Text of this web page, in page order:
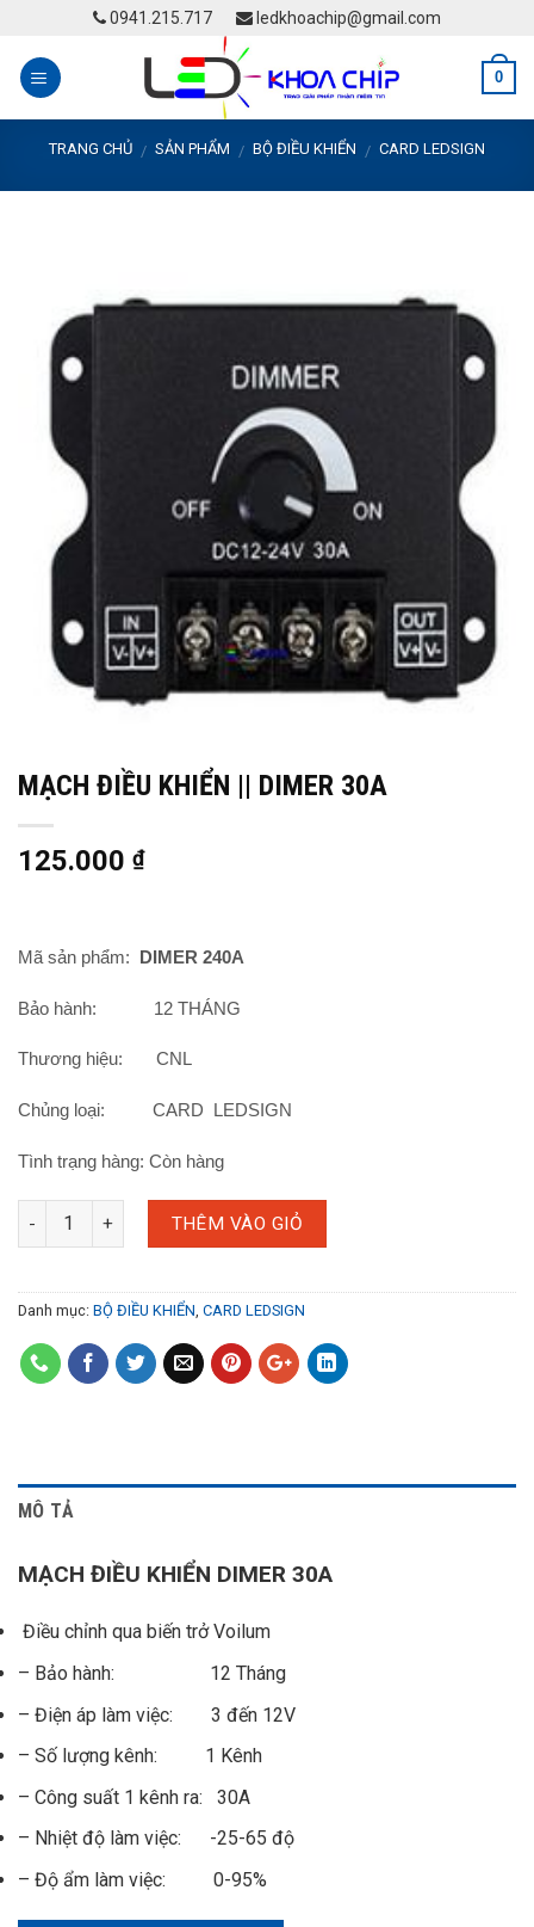
content
0941.215.717 ledkhoachip@gmail.com
0
TRANG CHỦ / SẢN PHẨM / BỘ ĐIỀU KHIỂN / CARD LEDSIGN
MẠCH ĐIỀU KHIỂN || DIMER 30A
125.000 ₫
Mã sản phẩm: DIMER 240A
Bảo hành: 12 THÁNG
Thương hiệu: CNL
Chủng loại: CARD LEDSIGN
Tình trạng hàng: Còn hàng
THÊM VÀO GIỎ
Danh mục: BỘ ĐIỀU KHIỂN CARD LEDSIGN
MÔ TẢ
MẠCH ĐIỀU KHIỂN DIMER 30A
Điều chỉnh qua biến trở Voilum
– Bảo hành: 12 Tháng
– Điện áp làm việc: 3 đến 12V
– Số lượng kênh: 1 Kênh
– Công suất 1 kênh ra: 30A
– Nhiệt độ làm việc: -25-65 độ
– Độ ẩm làm việc: 0-95%